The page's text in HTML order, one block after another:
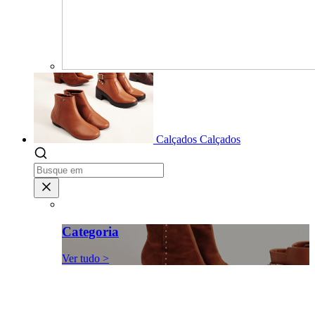
Calçados Calçados
Categoria
Ver tudo >